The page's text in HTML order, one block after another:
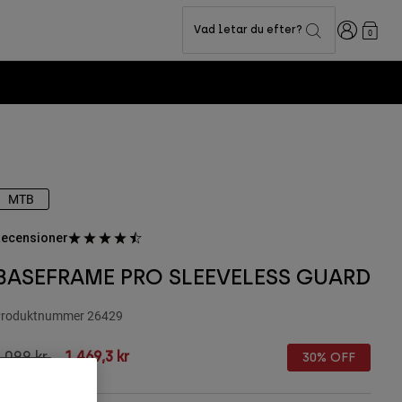
Vad letar du efter? Login0
MTB
PRO SLEEVELESS GUARD
26429
reduced from
krto1.469,3 kr 30% OFF